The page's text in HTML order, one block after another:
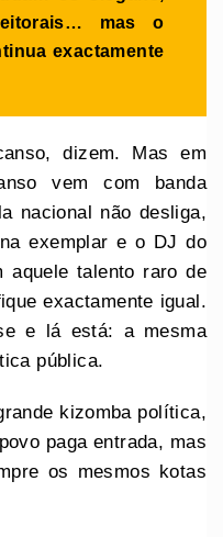
mas o
exactamente
dizem. Mas em
vem com banda
nacional não desliga,
exemplar e o DJ do
aquele talento raro de
exactamente igual.
e lá está: a mesma
pública.
kizomba política,
paga entrada, mas
os mesmos kotas